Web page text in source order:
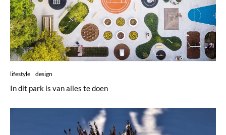
lifestyle design
In dit park is van alles te doen